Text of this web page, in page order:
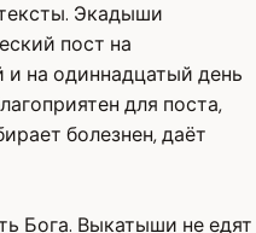
Экадыши
пост на
на одиннадцатый день
для поста,
болезнен, даёт
Бога. Выкатыши не едят